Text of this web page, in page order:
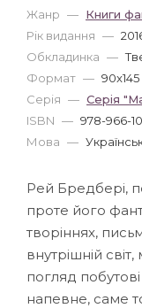
Жанр — Книги
Рік видання —
Обкладинка —
Формат —
Серія — Серія
ISBN — 978-966-
Мова —
Рей Бредбері,
проте його
творіннях,
внутрішній
погляд
напевне, саме